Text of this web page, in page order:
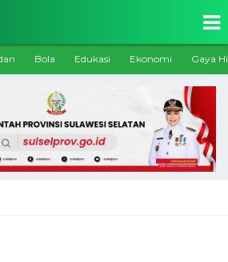
Bola Edukasi Ekonomi Gaya